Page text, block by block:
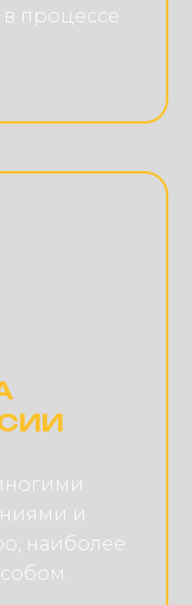
процессе
и
наиболее